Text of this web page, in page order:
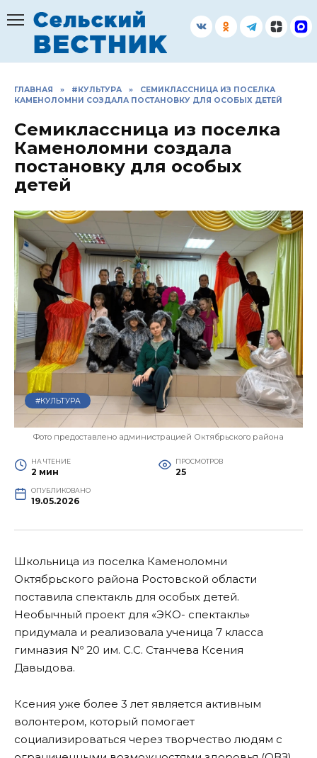
содержанию
ГЛАВНАЯ » #КУЛЬТУРА »
СЕМИКЛАССНИЦА ИЗ ПОСЕЛКА
КАМЕНОЛОМНИ СОЗДАЛА ПОСТАНОВКУ ДЛЯ ОСОБЫХ ДЕТЕЙ
Семиклассница из поселка
Каменоломни создала
постановку для особых
детей
#КУЛЬТУРА
Фото предоставлено администрацией Октябрьского района
НА ЧТЕНИЕ
2 мин
ПРОСМОТРОВ
25
ОПУБЛИКОВАНО
19.05.2026
Школьница из поселка Каменоломни
Октябрьского района Ростовской области
поставила спектакль для особых детей.
Необычный проект для «ЭКО- спектакль»
придумала и реализовала ученица 7 класса
гимназия Nº 20 им. С.С. Станчева Ксения
Давыдова.
Ксения уже более 3 лет является активным
волонтером, который помогает
социализироваться через творчество людям с